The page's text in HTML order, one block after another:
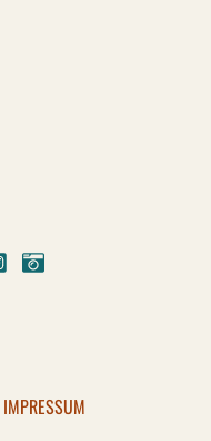
Instagram
IMPRESSUM